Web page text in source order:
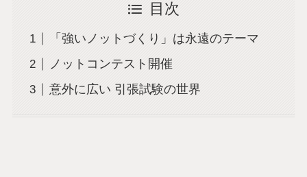
目次
「強いノットづくり」は永遠のテーマ
ノットコンテスト開催
意外に広い 引張試験の世界